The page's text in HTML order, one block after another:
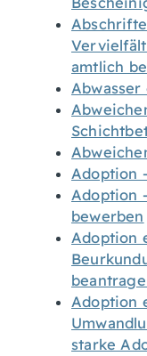
amtlich
Abwasser
Adoption
Adoption
bewerben
Adoption
Adoption
starke